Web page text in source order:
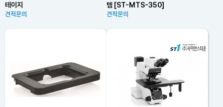
테이지
견적문의
템 [ST-MTS-350]
견적문의